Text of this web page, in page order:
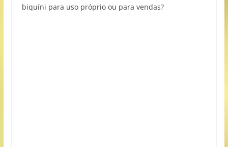
biquíni para uso próprio ou para vendas?